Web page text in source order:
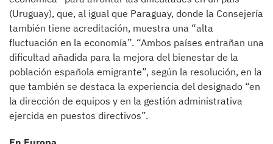
(Uruguay), que, al igual que Paraguay, donde la Consejería
también tiene acreditación, muestra una “alta
fluctuación en la economía”. “Ambos países entrañan una
dificultad añadida para la mejora del bienestar de la
población española emigrante”, según la resolución, en la
que también se destaca la experiencia del designado “en
la dirección de equipos y en la gestión administrativa
ejercida en puestos directivos”.